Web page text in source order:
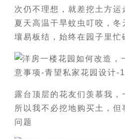
次仍不理想，就差挖土方运
夏天高温干旱蚊虫叮咬，冬
壤易板结，始终在园子里
露台顶层的花友们羡慕我，
所以我不必挖地购买土，但
问题